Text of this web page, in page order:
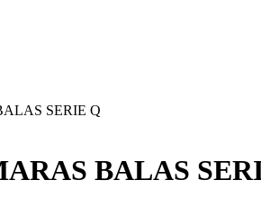
SERIE Q
BALAS